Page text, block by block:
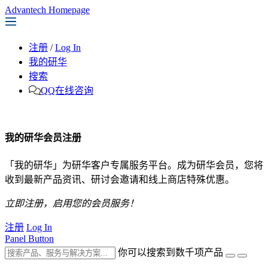
Advantech Homepage
注册 / Log In
我的研华
搜索
QQ在线咨询
我的研华会员注册
「我的研华」为研华客户专属服务平台。成为研华会员，您将
收到最新产品资讯、研讨会邀请和线上商店特殊优惠。
立即注册，启用您的会员服务！
注册 Log In
Panel Button
你可以搜索到数千项产品